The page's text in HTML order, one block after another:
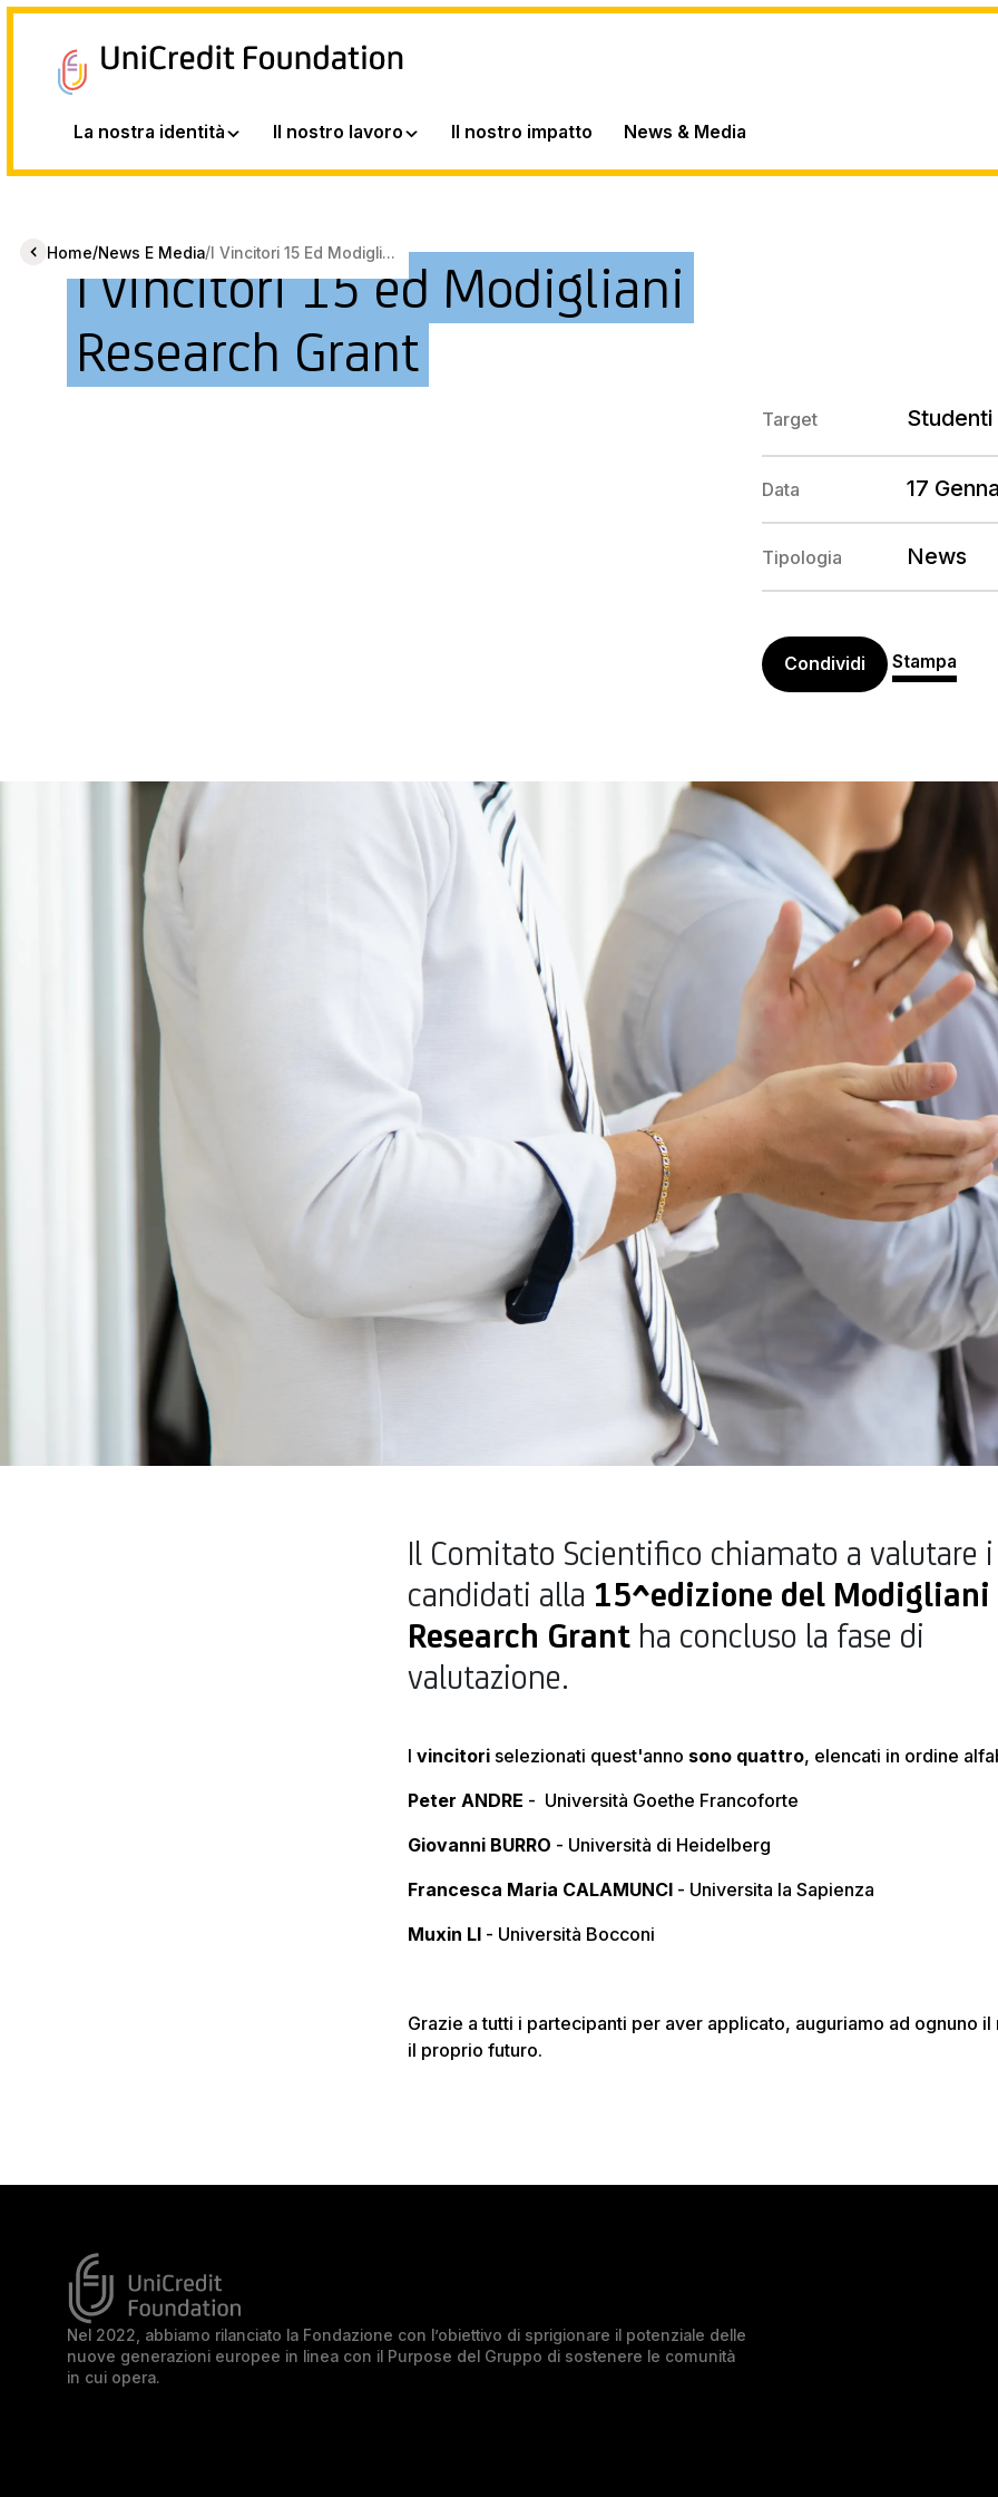
La nostra identità Il nostro lavoro Il nostro impatto News & Media
Home/News E Media/I Vincitori 15 Ed Modigli...
I vincitori 15 ed Modigliani
Research Grant
Target
Data 17
Tipologia News
Condividi Stampa
Il Comitato Scientifico chiamato a valutare i
candidati alla 15^edizione del Modigliani
Research Grant ha concluso la fase di
valutazione.
Ivincitori selezionati quest'anno sono quattro, elencati in ordine
Peter ANDRE - Università Goethe Francoforte
Giovanni BURRO - Università di Heidelberg
Francesca Maria CALAMUNCI - Universita la Sapienza
Muxin LI - Università Bocconi
Grazie a tutti i partecipanti per aver applicato, auguriamo ad ognuno
il proprio futuro.
Nel 2022, abbiamo rilanciato la Fondazione con l’obiettivo di sprigionare il potenziale delle
nuove generazioni europee in linea con il Purpose del Gruppo di sostenere le comunità
in cui opera.